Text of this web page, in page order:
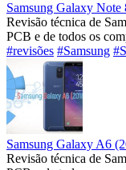
Samsung Galaxy
Revisão técnica de
PCB e de todos os
#revisões #Samsung
Samsung Galaxy A6
Revisão técnica de